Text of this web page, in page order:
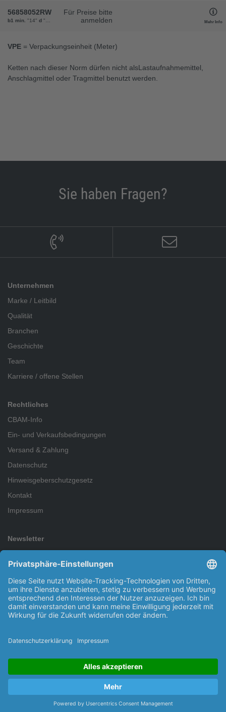
56858052RW
b1 min. "14" d "8" "52"Gewicht"110"
Für Preise bitte
anmelden
Mehr Info
VPE = Verpackungseinheit (Meter)
Ketten nach dieser Norm dürfen nicht alsLastaufnahmemittel,
Anschlagmittel oder Tragmittel benutzt werden.
Sie haben Fragen?
Unternehmen
Marke / Leitbild
Qualität
Branchen
Geschichte
Team
Karriere / offene Stellen
Rechtliches
CBAM-Info
Ein- und Verkaufsbedingungen
Versand & Zahlung
Datenschutz
Hinweisgeberschutzgesetz
Kontakt
Impressum
Newsletter
keine Neuigkeit oder Aktion mehr.
Abonnieren
genommen.
Copyright © 2026 Kleinsorge GmbH & Co. KG